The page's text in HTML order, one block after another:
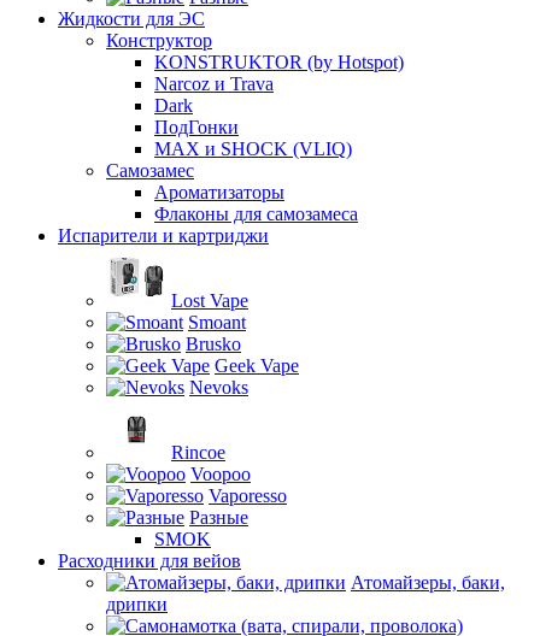
Жидкости для ЭС
Конструктор
KONSTRUKTOR (by Hotspot)
Narcoz и Trava
Dark
ПодГонки
MAX и SHOCK (VLIQ)
Самозамес
Ароматизаторы
Флаконы для самозамеса
Испарители и картриджи
Lost Vape
Smoant
Brusko
Geek Vape
Nevoks
Rincoe
Voopoo
Vaporesso
Разные
SMOK
Расходники для вейов
Атомайзеры, баки,
дрипки